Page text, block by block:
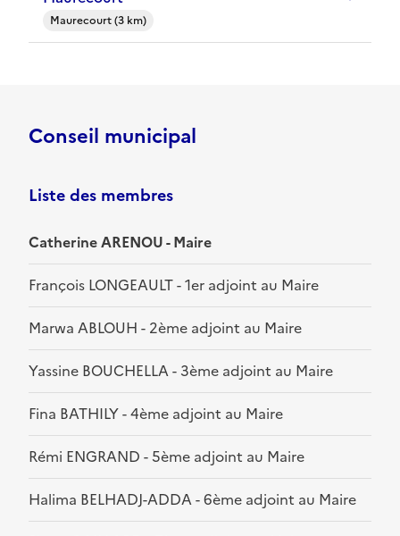
Maurecourt (3 km)
Conseil municipal
Liste des membres
Catherine ARENOU - Maire
François LONGEAULT - 1er adjoint au Maire
Marwa ABLOUH - 2ème adjoint au Maire
Yassine BOUCHELLA - 3ème adjoint au Maire
Fina BATHILY - 4ème adjoint au Maire
Rémi ENGRAND - 5ème adjoint au Maire
Halima BELHADJ-ADDA - 6ème adjoint au Maire